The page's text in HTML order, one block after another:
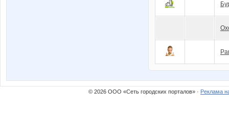
© 2026 ООО «Сеть городских порталов» · Реклама